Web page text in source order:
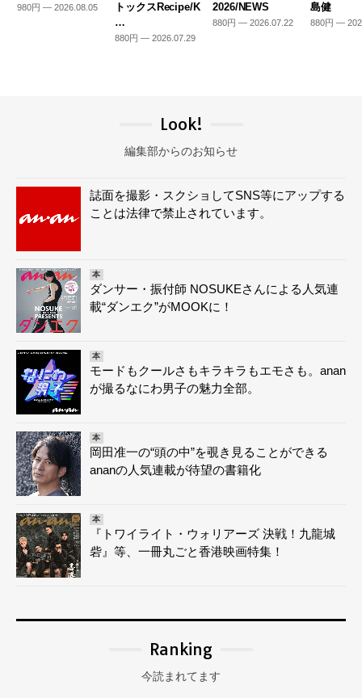
980円 — 2026.08.05
トックスRecipe/K
…
880円 — 2026.07.29
2026/NEWS
880円 — 2026.07.22
島健
880円 —
Look!
編集部からのお知らせ
誌面を撮影・スクショしてSNS等にアップする
ことは法律で禁止されています。
本
ダンサー・振付師 NOSUKEさんによる人気連
載“ダンエク”がMOOKに！
本
モードもクールさもキラキラもエモさも。anan
が撮るなにわ男子の魅力全部。
本
岡田准一の“頭の中”を覗き見ることができる
ananの人気連載が待望の書籍化
本
『トワイライト・ウォリアーズ 決戦！九龍城
砦』等、一冊丸ごと香港映画特集！
Ranking
今読まれてます